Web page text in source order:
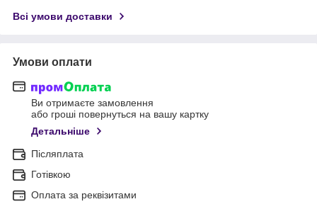
Всі умови доставки
Умови оплати
Ви отримаєте замовлення
або гроші повернуться на вашу картку
Детальніше
Післяплата
Готівкою
Оплата за реквізитами